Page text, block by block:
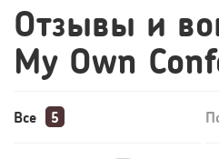
Отзывы и
My Own
Все